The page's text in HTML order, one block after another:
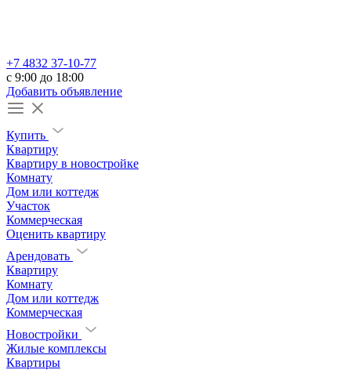
+7 4832 37-10-77
c 9:00 до 18:00
Добавить объявление
Купить
Квартиру
Квартиру в новостройке
Комнату
Дом или коттедж
Участок
Коммерческая
Оценить квартиру
Арендовать
Квартиру
Комнату
Дом или коттедж
Коммерческая
Новостройки
Жилые комплексы
Квартиры